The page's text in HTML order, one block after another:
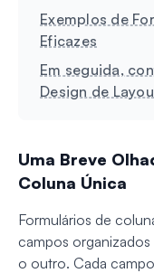
Exemplos de
Eficazes
Em seguida,
Design de
Uma Breve
Coluna Única
Formulários de
campos
o outro. Cada